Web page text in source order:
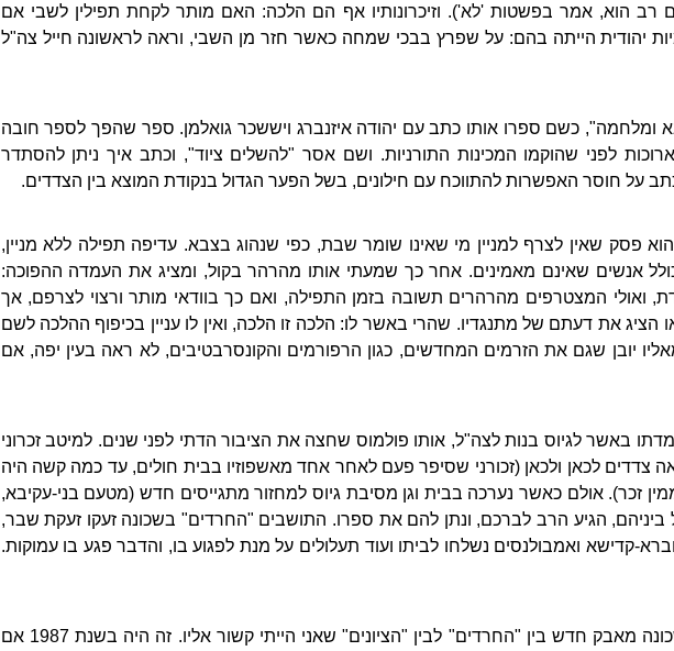
רב הוא, אמר בפשטות 'לא'). וזיכרונותיו אף הם הלכה: האם מותר לקחת תפילין לשבי אם
יהודית הייתה בהם: על שפרץ בבכי שמחה כאשר חזר מן השבי, וראה לראשונה חייל צה"ל
ומלחמה", כשם ספרו אותו כתב עם יהודה איזנברג ויששכר גואלמן. ספר שהפך לספר חובה
לפני שהוקמו המכינות התורניות. ושם אסר "להשלים ציוד", וכתב איך ניתן להסתדר
על חוסר האפשרות להתווכח עם חילונים, בשל הפער הגדול בנקודת המוצא בין הצדדים.
פסק שאין לצרף למניין מי שאינו שומר שבת, כפי שנהוג בצבא. עדיפה תפילה ללא מניין,
אנשים שאינם מאמינים. אחר כך שמעתי אותו מהרהר בקול, ומציג את העמדה ההפוכה:
ואולי המצטרפים מהרהרים תשובה בזמן התפילה, ואם כך בוודאי מותר ורצוי לצרפם, אך
הציג את דעתם של מתנגדיו. שהרי באשר לו: הלכה זו הלכה, ואין לו עניין בכיפוף ההלכה לשם
יובן שגם את הזרמים המחדשים, כגון הרפורמים והקונסרבטיבים, לא ראה בעין יפה, אם
באשר לגיוס בנות לצה"ל, אותו פולמוס שחצה את הציבור הדתי לפני שנים. למיטב זכרוני
צדדים לכאן ולכאן (זכורני שסיפר פעם לאחר אחד מאשפוזיו בבית חולים, עד כמה קשה היה
זכר). אולם כאשר נערכה בבית וגן מסיבת גיוס למחזור מתגייסים חדש (מטעם בני-עקיבא,
ביניהם, הגיע הרב לברכם, ונתן להם את ספרו. התושבים "החרדים" בשכונה זעקו זעקת שבר,
קדישא ואמבולנסים נשלחו לביתו ועוד תעלולים על מנת לפגוע בו, והדבר פגע בו עמוקות.
עשור מאוחר יותר התגלע בשכונה מאבק חדש בין "החרדים" לבין "הציונים" שאני הייתי קשור אליו. זה היה בשנת 1987 אם